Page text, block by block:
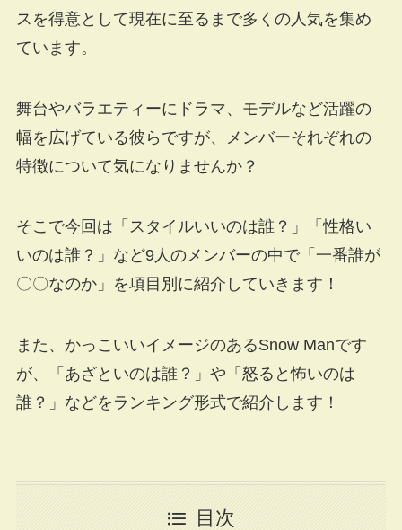
スを得意として現在に至るまで多くの人気を集め
ています。
舞台やバラエティーにドラマ、モデルなど活躍の
幅を広げている彼らですが、メンバーそれぞれの
特徴について気になりませんか？
そこで今回は「スタイルいいのは誰？」「性格い
いのは誰？」など9人のメンバーの中で「一番誰が
〇〇なのか」を項目別に紹介していきます！
また、かっこいいイメージのあるSnow Manです
が、「あざといのは誰？」や「怒ると怖いのは
誰？」などをランキング形式で紹介します！
目次